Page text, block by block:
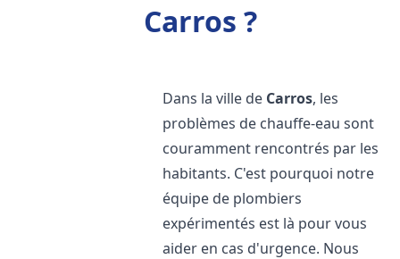
Carros ?
Dans la ville de Carros, les
problèmes de chauffe-eau sont
couramment rencontrés par les
habitants. C'est pourquoi notre
équipe de plombiers
expérimentés est là pour vous
aider en cas d'urgence. Nous